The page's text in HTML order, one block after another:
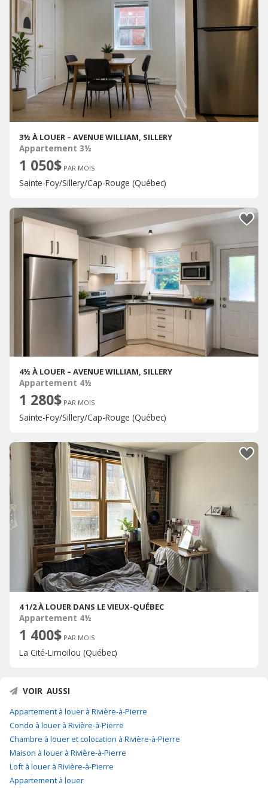
3½ À LOUER – AVENUE WILLIAM, SILLERY
Appartement 3½
1 050$ PAR MOIS
Sainte-Foy/Sillery/Cap-Rouge (Québec)
4½ À LOUER – AVENUE WILLIAM, SILLERY
Appartement 4½
1 280$ PAR MOIS
Sainte-Foy/Sillery/Cap-Rouge (Québec)
4 1/2 À LOUER DANS LE VIEUX-QUÉBEC
Appartement 4½
1 400$ PAR MOIS
La Cité-Limoilou (Québec)
VOIR AUSSI
Appartement à louer à Rivière-à-Pierre
Condo à louer à Rivière-à-Pierre
Chambre à louer et colocation à Rivière-à-Pierre
Maison à louer à Rivière-à-Pierre
Loft à louer à Rivière-à-Pierre
Appartement à louer